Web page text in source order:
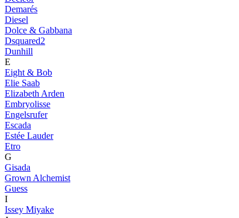
Demarés
Diesel
Dolce & Gabbana
Dsquared2
Dunhill
E
Eight & Bob
Elie Saab
Elizabeth Arden
Embryolisse
Engelsrufer
Escada
Estée Lauder
Etro
G
Gisada
Grown Alchemist
Guess
I
Issey Miyake